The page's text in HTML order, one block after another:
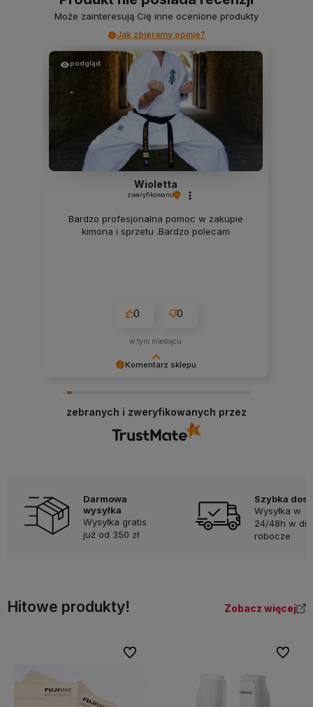
Może zainteresują Cię inne ocenione produkty
Jak zbieramy opinie?
Komentarz sklepu
jak Ty. Z pozdrowieniami, obsługa sklepu.
podgląd
Wioletta
zweryfikowano
Bardzo profesjonalna pomoc w zakupie
kimona i sprzetu .Bardzo polecam
0 0
w tym miesiącu
zebranych i zweryfikowanych przez
Darmowa
wysyłka
Wysyłka gratis
już od 350 zł
Szybka
Wysyłka w
24/48h w dni
robocze
Hitowe produkty! Zobacz więcej
Do ulubionych Do